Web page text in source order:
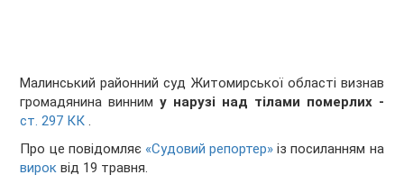
Малинський районний суд Житомирської області визнав
громадянина винниму нарузі над тілами померлих -
ст. 297 КК .
Про це повідомляє «Судовий репортер» із посиланням на
вирок від 19 травня.